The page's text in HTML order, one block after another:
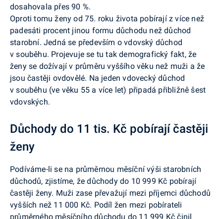
dosahovala přes 90 %.
Oproti tomu ženy od 75. roku života pobírají z více než
padesáti procent jinou formu důchodu než důchod
starobní. Jedná se především o vdovský důchod
v souběhu. Projevuje se tu tak demografický fakt, že
ženy se dožívají v průměru vyššího věku než muži a že
jsou častěji ovdovělé. Na jeden vdovecký důchod
v souběhu (ve věku 55 a více let) připadá přibližně šest
vdovských.
Důchody do 11 tis. Kč pobírají častěji
ženy
Podíváme-li se na průměrnou měsíční výši starobních
důchodů, zjistíme, že důchody do 10 999 Kč pobírají
častěji ženy. Muži zase převažují mezi příjemci důchodů
vyšších než 11 000 Kč. Podíl žen mezi pobírateli
průměrného měsíčního důchodu do 11 999 Kč činil